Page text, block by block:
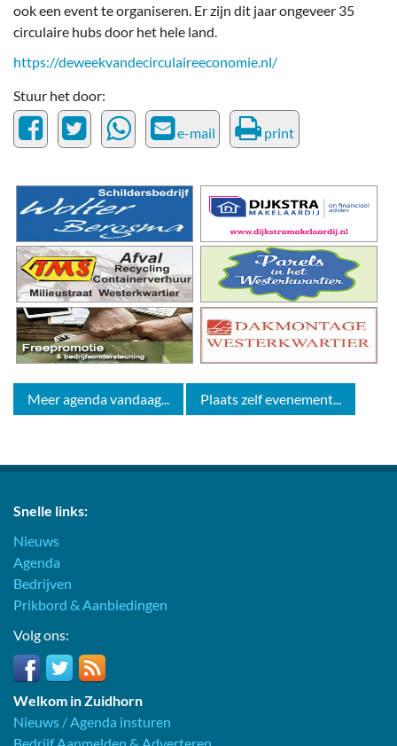
ook een event te organiseren. Er zijn dit jaar ongeveer 35
circulaire hubs door het hele land.
https://deweekvandecirculaireeconomie.nl/
Stuur het door:
e-mail print
Meer agenda vandaag... Plaats zelf evenement...
Snelle links:
Nieuws
Agenda
Bedrijven
Prikbord & Aanbiedingen
Volg ons:
Welkom in Zuidhorn
Nieuws / Agenda insturen